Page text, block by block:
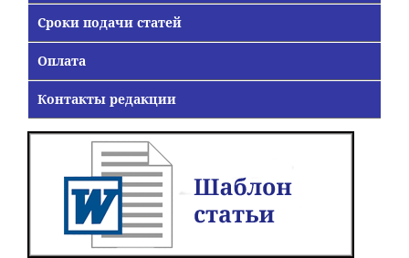
Сроки подачи статей
Оплата
Контакты редакции